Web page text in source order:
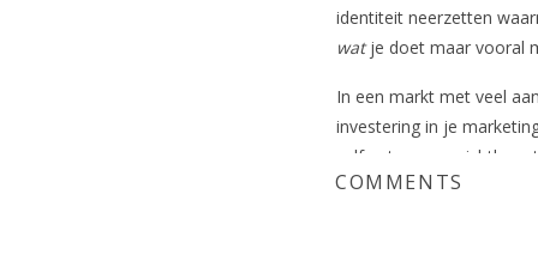
identiteit neerzetten
watje doet maar vooral
In een markt met veel
investering in je
zelfvertrouwen zichtbaar
COMMENTS